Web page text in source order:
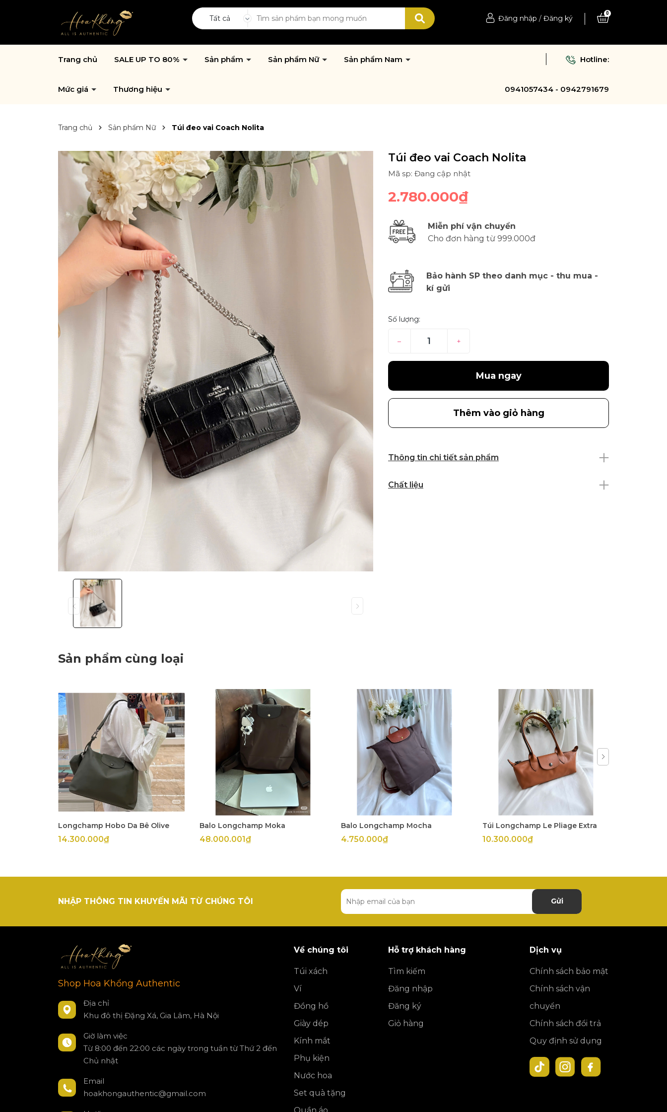
Tất cả Đăng nhập / Đăng ký
0
Trang chủ SALE UP TO 80% Sản phẩm Sản phẩm Nữ Sản phẩm Nam
Mức giá Thương hiệu
Hotline:
0941057434 - 0942791679
Trang chủ Sản phẩm Nữ Túi đeo vai Coach Nolita
Túi đeo vai Coach Nolita
Mã sp: Đang cập nhật
2.780.000₫
Miễn phí vận chuyển
Cho đơn hàng từ 999.000đ
Bảo hành SP theo danh mục - thu mua -
kí gửi
Số lượng:
– +
Mua ngay
Thêm vào giỏ hàng
Thông tin chi tiết sản phẩm
Chất liệu
Sản phẩm cùng loại
Longchamp Hobo Da Bê Olive
14.300.000₫
Balo Longchamp Moka
48.000.001₫
Balo Longchamp Mocha
4.750.000₫
Túi Longchamp Le Pliage Extra
10.300.000₫
NHẬP THÔNG TIN KHUYẾN MÃI TỪ CHÚNG TÔI Gửi
Shop Hoa Khổng Authentic
Địa chỉ
Khu đô thị Đặng Xá, Gia Lâm, Hà Nội
Giờ làm việc
Từ 8:00 đến 22:00 các ngày trong tuần từ Thứ 2 đến
Chủ nhật
Email
hoakhongauthentic@gmail.com
Về chúng tôi
Túi xách
Ví
Đồng hồ
Giày dép
Kính mắt
Phụ kiện
Nước hoa
Set quà tặng
Quần áo
Hỗ trợ khách hàng
Tìm kiếm
Đăng nhập
Đăng ký
Giỏ hàng
Dịch vụ
Chính sách bảo mật
Chính sách vận
chuyển
Chính sách đổi trả
Quy định sử dụng